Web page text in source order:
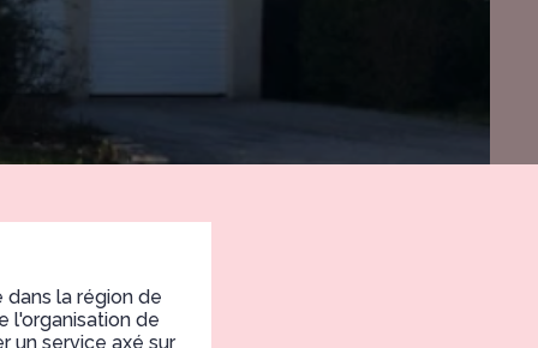
la région de
l'organisation de
un service axé sur